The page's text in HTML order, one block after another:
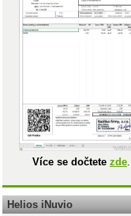
Více se dočtete zde.
Helios iNuvio